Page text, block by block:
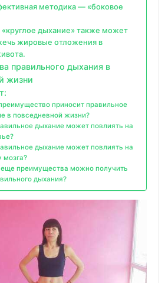
методика — «боковое
дыхание» также может
жировые отложения в
правильного дыхания в
жизни
приносит правильное
в повседневной жизни?
дыхание может повлиять на
дыхание может повлиять на
мозга?
еще преимущества можно получить
дыхания?